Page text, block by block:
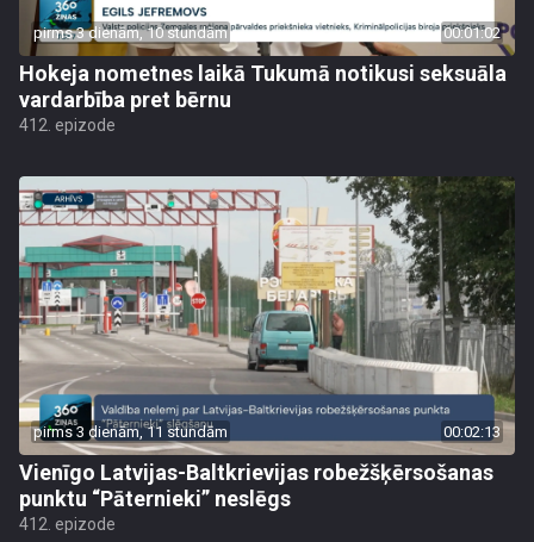
pirms 3 dienām, 10 stundām 00:01:02
Hokeja nometnes laikā Tukumā notikusi seksuāla
vardarbība pret bērnu
412. epizode
pirms 3 dienām, 11 stundām 00:02:13
Vienīgo Latvijas-Baltkrievijas robežšķērsošanas
punktu “Pāternieki” neslēgs
412. epizode